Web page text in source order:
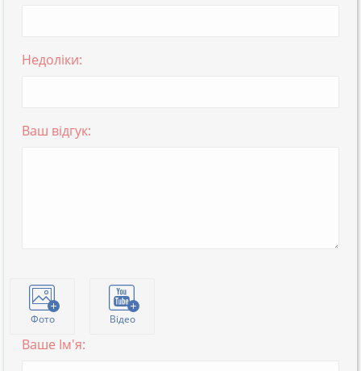
Недоліки:
Ваш відгук:
Фото Відео
Ваше Ім'я: